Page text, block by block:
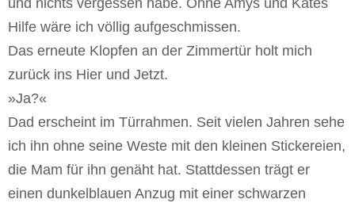
und nichts vergessen habe. Ohne Amys und Kates
Hilfe wäre ich völlig aufgeschmissen.
Das erneute Klopfen an der Zimmertür holt mich
zurück ins Hier und Jetzt.
»Ja?«
Dad erscheint im Türrahmen. Seit vielen Jahren sehe
ich ihn ohne seine Weste mit den kleinen Stickereien,
die Mam für ihn genäht hat. Stattdessen trägt er
einen dunkelblauen Anzug mit einer schwarzen